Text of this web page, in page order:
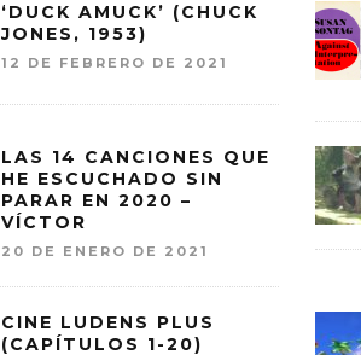
‘DUCK AMUCK’ (CHUCK
JONES, 1953)
12 DE FEBRERO DE 2021
LAS 14 CANCIONES QUE
HE ESCUCHADO SIN
PARAR EN 2020 –
VÍCTOR
20 DE ENERO DE 2021
CINE LUDENS PLUS
(CAPÍTULOS 1-20)